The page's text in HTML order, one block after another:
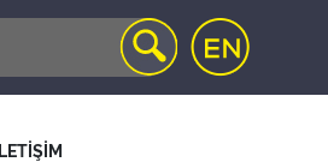
İLETİŞİM